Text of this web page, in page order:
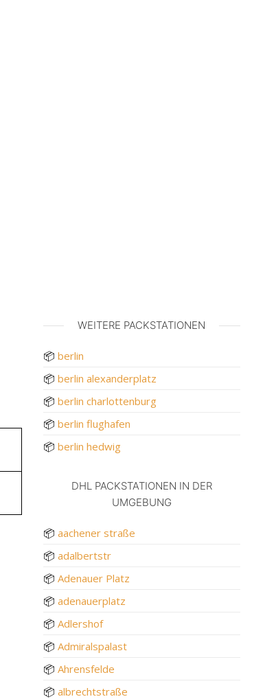
WEITERE PACKSTATIONEN
📦 berlin
📦 berlin alexanderplatz
📦 berlin charlottenburg
📦 berlin flughafen
📦 berlin hedwig
DHL PACKSTATIONEN IN DER
UMGEBUNG
📦 aachener straße
📦 adalbertstr
📦 Adenauer Platz
📦 adenauerplatz
📦 Adlershof
📦 Admiralspalast
📦 Ahrensfelde
📦 albrechtstraße